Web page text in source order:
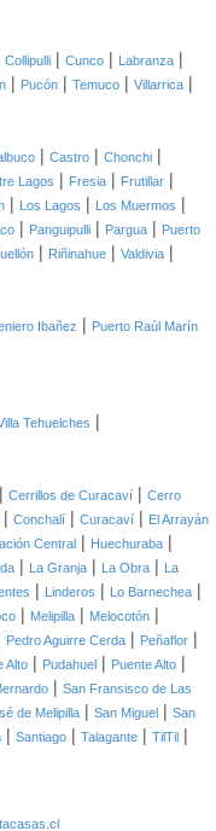
Collipulli | Cunco | Labranza |
| Pucón | Temuco | Villarrica |
| Castro | Chonchi |
Lagos | Fresia | Frutillar |
| Los Lagos | Los Muermos |
| Panguipulli | Pargua | Puerto
| Riñinahue | Valdivia |
Ibañez | Puerto Raúl Marín
Tehuelches |
| Cerrillos de Curacaví | Cerro
| Conchalí | Curacaví | El Arrayán
Central | Huechuraba |
| La Granja | La Obra |
La
| Linderos | Lo Barnechea |
| Melipilla | Melocotón |
Pedro Aguirre Cerda | Peñaflor |
Alto | Pudahuel | Puente Alto |
| San Fransisco de Las
de Melipilla | San Miguel | San
| Santiago | Talagante | TilTil |